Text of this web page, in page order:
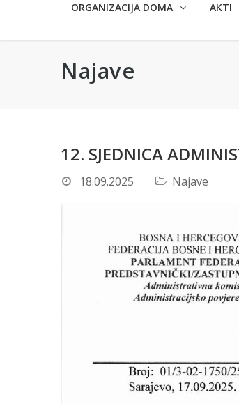
ORGANIZACIJA DOMA AKTI
Najave
12. SJEDNICA
18.09.2025 Najave